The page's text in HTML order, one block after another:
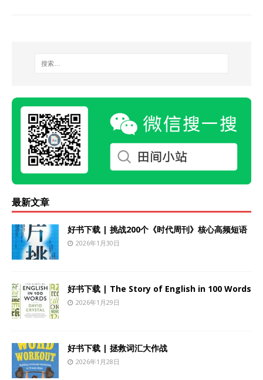
最新文章
好书下载 | 挑战200个《时代周刊》核心高频短语
2026年1月30日
好书下载 | The Story of English in 100 Words
2026年1月29日
好书下载 | 拯救词汇大作战
2026年1月28日